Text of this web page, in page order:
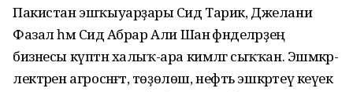
Пакистан эшҡыуарҙары Сәид Тарик, Джелани
Фазал һәм Сәид Абрар Али Шан әфәнделәрҙең
бизнесы күптән халыҡ-ара кимәлгә сыҡҡан. Эшмәкәр­
лек­тәрен агросәнәғәт, төҙөлөш, нефть эшкәртеү кеүек